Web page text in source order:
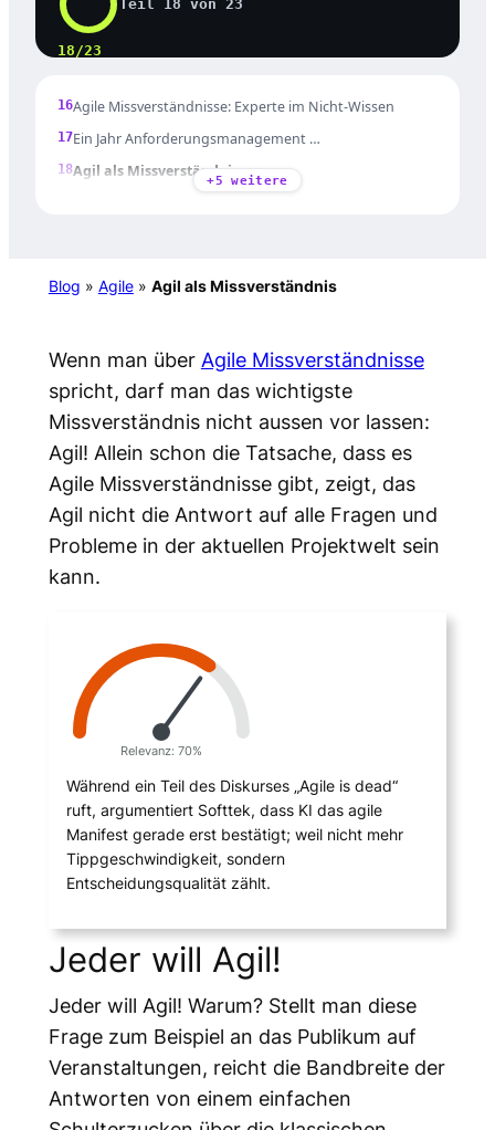
18/23
Teil 18 von 23
Dysfunktion
Agile Missverständnisse: Das Ende der Velocity?
16Agile Missverständnisse: Experte im Nicht-Wissen
17Ein Jahr Anforderungsmanagement …
18Agil als Missverständnis
22Agile Missverständnisse: Scrum funktioniert auch in
23 Agile Missverständnisse: Jeder kann alles
+5 weitere
Blog » Agile» Agil als Missverständnis
Wenn man über Agile Missverständnisse
spricht, darf man das wichtigste
Missverständnis nicht aussen vor lassen:
Agil! Allein schon die Tatsache, dass es
Agile Missverständnisse gibt, zeigt, das
Agil nicht die Antwort auf alle Fragen und
Probleme in der aktuellen Projektwelt sein
kann.
Relevanz: 70%
Während ein Teil des Diskurses „Agile is dead“
ruft, argumentiert Softtek, dass KI das agile
Manifest gerade erst bestätigt; weil nicht mehr
Tippgeschwindigkeit, sondern
Entscheidungsqualität zählt.
Jeder will Agil!
Jeder will Agil! Warum? Stellt man diese
Frage zum Beispiel an das Publikum auf
Veranstaltungen, reicht die Bandbreite der
Antworten von einem einfachen